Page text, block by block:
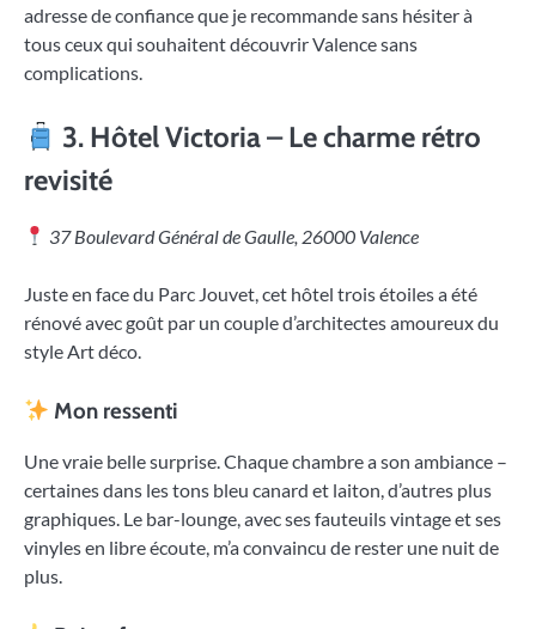
adresse de confiance que je recommande sans hésiter à
tous ceux qui souhaitent découvrir Valence sans
complications.
3. Hôtel Victoria – Le charme rétro
revisité
37 Boulevard Général de Gaulle, 26000 Valence
Juste en face du Parc Jouvet, cet hôtel trois étoiles a été
rénové avec goût par un couple d’architectes amoureux du
style Art déco.
Mon ressenti
Une vraie belle surprise. Chaque chambre a son ambiance –
certaines dans les tons bleu canard et laiton, d’autres plus
graphiques. Le bar-lounge, avec ses fauteuils vintage et ses
vinyles en libre écoute, m’a convaincu de rester une nuit de
plus.